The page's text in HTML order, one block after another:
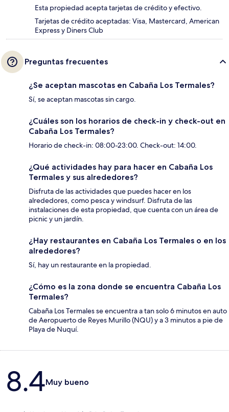
Esta propiedad acepta tarjetas de crédito y efectivo.
Tarjetas de crédito aceptadas: Visa, Mastercard, American
Express y Diners Club
Preguntas frecuentes
¿Se aceptan mascotas en Cabaña Los Termales?
Sí, se aceptan mascotas sin cargo.
¿Cuáles son los horarios de check-in y check-out en
Cabaña Los Termales?
Horario de check-in: 08:00-23:00. Check-out: 14:00.
¿Qué actividades hay para hacer en Cabaña Los
Termales y sus alrededores?
Disfruta de las actividades que puedes hacer en los
alrededores, como pesca y windsurf. Disfruta de las
instalaciones de esta propiedad, que cuenta con un área de
picnic y un jardín.
¿Hay restaurantes en Cabaña Los Termales o en los
alrededores?
Sí, hay un restaurante en la propiedad.
¿Cómo es la zona donde se encuentra Cabaña Los
Termales?
Cabaña Los Termales se encuentra a tan solo 6 minutos en auto
de Aeropuerto de Reyes Murillo (NQU) y a 3 minutos a pie de
Playa de Nuquí.
Opiniones
8.4Muy bueno